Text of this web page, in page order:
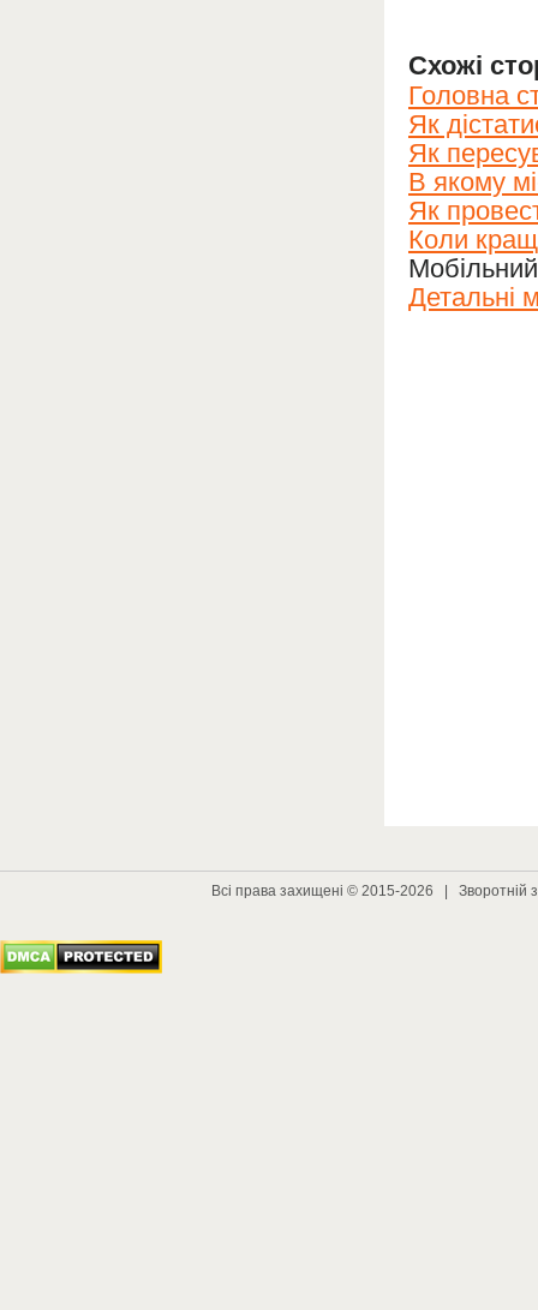
Схожі
Головна
Як
Як
В якому
Як
Коли
Детальні
Всі права захищені © 2015-2026 | Зворотній